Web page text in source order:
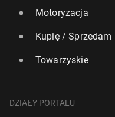
Motoryzacja
Kupię / Sprzedam
Towarzyskie
DZIAŁY PORTALU